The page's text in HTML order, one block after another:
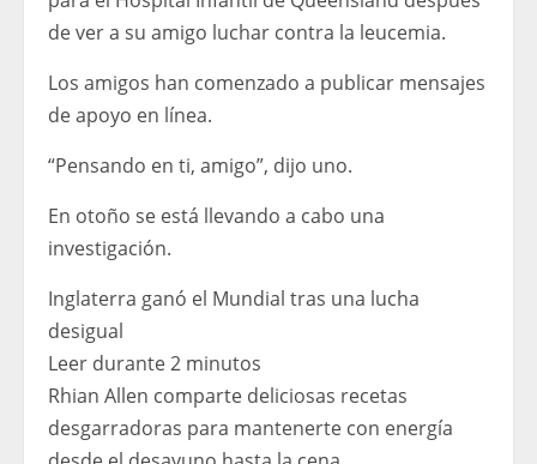
de ver a su amigo luchar contra la leucemia.
Los amigos han comenzado a publicar mensajes
de apoyo en línea.
“Pensando en ti, amigo”, dijo uno.
En otoño se está llevando a cabo una
investigación.
Inglaterra ganó el Mundial tras una lucha
desigual
Leer durante 2 minutos
Rhian Allen comparte deliciosas recetas
desgarradoras para mantenerte con energía